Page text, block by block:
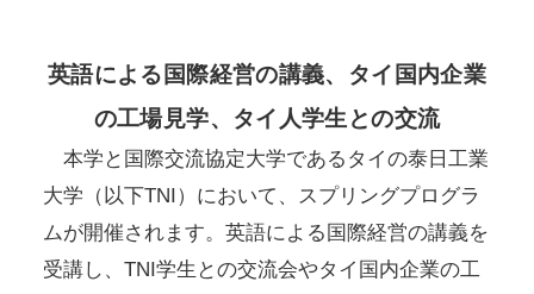
英語による国際経営の講義、タイ国内企業
の工場見学、タイ人学生との交流
本学と国際交流協定大学であるタイの泰日工業
大学（以下TNI）において、スプリングプログラ
ムが開催されます。英語による国際経営の講義を
受講し、TNI学生との交流会やタイ国内企業の工